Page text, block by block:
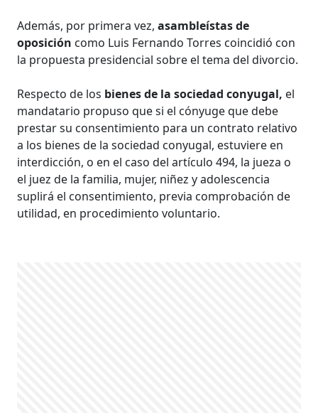
Además, por primera vez,asambleístas de
oposición como Luis Fernando Torres coincidió con
la propuesta presidencial sobre el tema del divorcio.
Respecto de los bienes de la sociedad conyugal, el
mandatario propuso que si el cónyuge que debe
prestar su consentimiento para un contrato relativo
a los bienes de la sociedad conyugal, estuviere en
interdicción, o en el caso del artículo 494, la jueza o
el juez de la familia, mujer, niñez y adolescencia
suplirá el consentimiento, previa comprobación de
utilidad, en procedimiento voluntario.